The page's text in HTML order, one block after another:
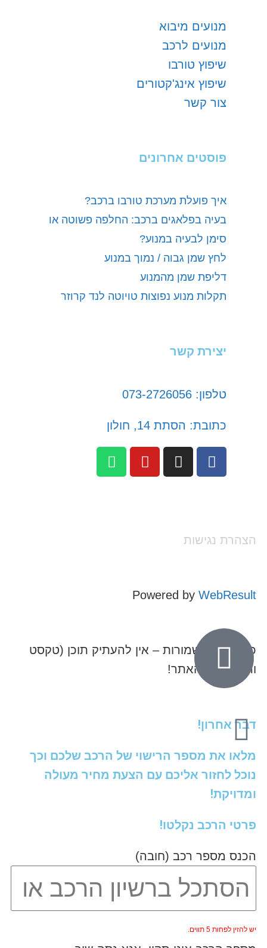
מנועים מיבוא
מנועים לרכב
שיפוץ טורבו
שיפוץ אינג'קטורים
צור קשר
פוסטים אחרונים
איך פועלת מערכת טורבו ברכב?
בעיה בפלאגים ברכב: החלפה פשוטה או
סימן לבעיה במנוע?
לחץ שמן גבוה / נמוך במנוע
דליפת שמן מהמנוע
תקלות מנוע נפוצות טויוטה לנד קרוזר
יצירת קשר
טלפון: 073-2726056
כתובת: הסתת 14, חולון
הצהרת נגישות
Powered byWebResult
כל הזכויות שמורות – אין להעתיק תוכן (טקסט
ותמונות) מהאתר!
דבר אחרון!
מלאו את מספר הרישוי של הרכב שלכם וכך
נוכל לחזור אליכם עם הצעת מחיר מעולה
ומדויקת!
פרטי הרכב נקלטו!
הכנס מספר רכב (חובה)
יש להזין לפחות 5 תווים.